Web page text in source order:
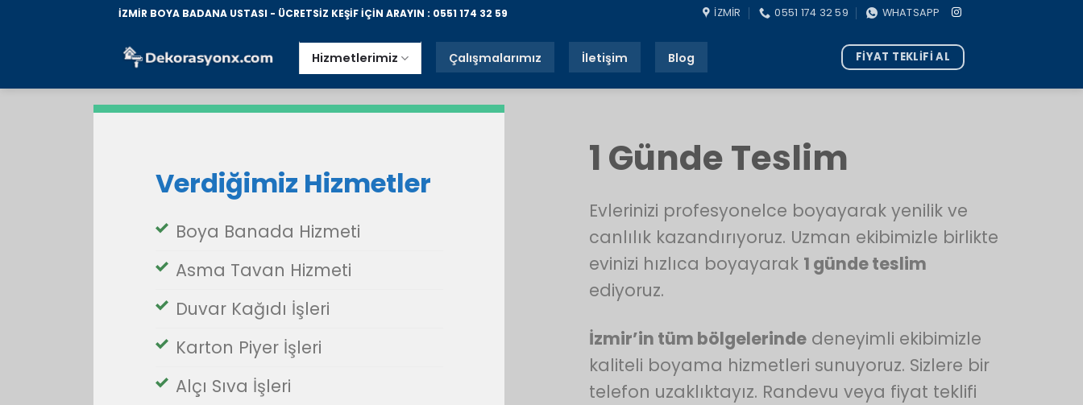
İZMİR BOYA BADANA USTASI - ÜCRETSİZ KEŞİF İÇİN ARAYIN : 0551 174 32 59 İZMİR 0551 174 32 59 WHATSAPP
Hizmetlerimiz Çalışmalarımız İletişim Blog FİYAT TEKLİFİ AL
Verdiğimiz Hizmetler
Boya Banada Hizmeti
Asma Tavan Hizmeti
Duvar Kağıdı İşleri
Karton Piyer İşleri
Alçı Sıva İşleri
1 Günde Teslim
Evlerinizi profesyonelce boyayarak yenilik ve
canlılık kazandırıyoruz. Uzman ekibimizle birlikte
evinizi hızlıca boyayarak 1 günde teslim
ediyoruz.
İzmir’in tüm bölgelerinde deneyimli ekibimizle
kaliteli boyama hizmetleri sunuyoruz. Sizlere bir
telefon uzaklıktayız. Randevu veya fiyat teklifi